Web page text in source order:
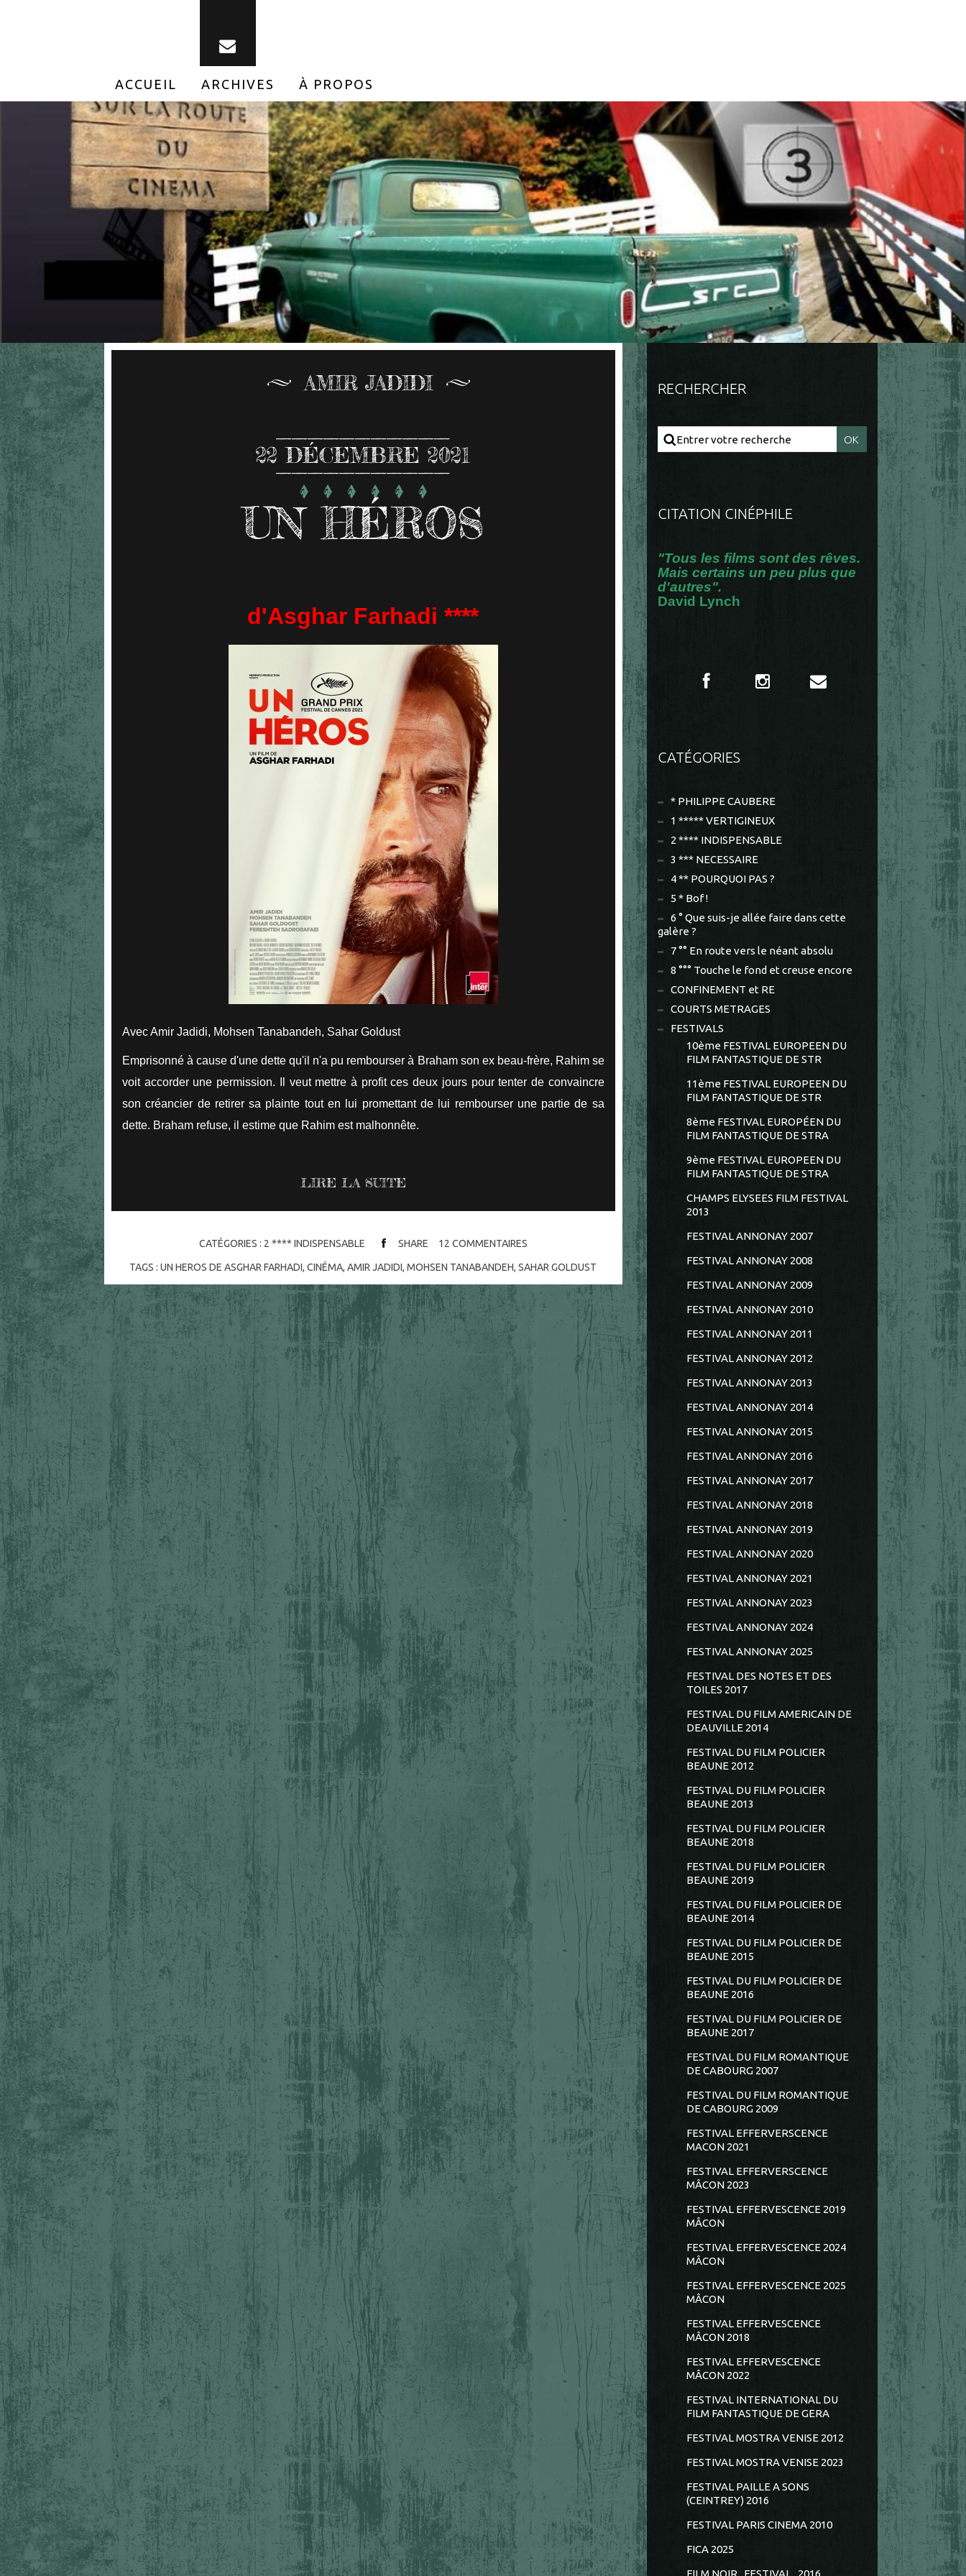
ACCUEIL ARCHIVES À PROPOS
AMIR JADIDI
22 DÉCEMBRE 2021
UN HÉROS
d'Asghar Farhadi ****
Avec Amir Jadidi, Mohsen Tanabandeh, Sahar Goldust
Emprisonné à cause d'une dette qu'il n'a pu rembourser à Braham son ex beau-frère, Rahim se
voit accorder une permission. Il veut mettre à profit ces deux jours pour tenter de convaincre
son créancier de retirer sa plainte tout en lui promettant de lui rembourser une partie de sa
dette. Braham refuse, il estime que Rahim est malhonnête.
LIRE LA SUITE
CATÉGORIES : 2 **** INDISPENSABLE SHARE 12 COMMENTAIRES
TAGS :UN HEROS DE ASGHAR FARHADI,CINÉMA,AMIR JADIDI,MOHSEN TANABANDEH,SAHAR GOLDUST
RECHERCHER
CITATION CINÉPHILE
"Tous les films sont des rêves.
Mais certains un peu plus que
d'autres".
David Lynch
CATÉGORIES
* PHILIPPE CAUBERE
1 ***** VERTIGINEUX
2 **** INDISPENSABLE
3 *** NECESSAIRE
4 ** POURQUOI PAS ?
5 * Bof !
6 ° Que suis-je allée faire dans cette
galère ?
7 °° En route vers le néant absolu
8 °°° Touche le fond et creuse encore
CONFINEMENT et RE
COURTS METRAGES
FESTIVALS
10ème FESTIVAL EUROPEEN DU
FILM FANTASTIQUE DE STR
11ème FESTIVAL EUROPEEN DU
FILM FANTASTIQUE DE STR
8ème FESTIVAL EUROPÉEN DU
FILM FANTASTIQUE DE STRA
9ème FESTIVAL EUROPEEN DU
FILM FANTASTIQUE DE STRA
CHAMPS ELYSEES FILM FESTIVAL
2013
FESTIVAL ANNONAY 2007
FESTIVAL ANNONAY 2008
FESTIVAL ANNONAY 2009
FESTIVAL ANNONAY 2010
FESTIVAL ANNONAY 2011
FESTIVAL ANNONAY 2012
FESTIVAL ANNONAY 2013
FESTIVAL ANNONAY 2014
FESTIVAL ANNONAY 2015
FESTIVAL ANNONAY 2016
FESTIVAL ANNONAY 2017
FESTIVAL ANNONAY 2018
FESTIVAL ANNONAY 2019
FESTIVAL ANNONAY 2020
FESTIVAL ANNONAY 2021
FESTIVAL ANNONAY 2023
FESTIVAL ANNONAY 2024
FESTIVAL ANNONAY 2025
FESTIVAL DES NOTES ET DES
TOILES 2017
FESTIVAL DU FILM AMERICAIN DE
DEAUVILLE 2014
FESTIVAL DU FILM POLICIER
BEAUNE 2012
FESTIVAL DU FILM POLICIER
BEAUNE 2013
FESTIVAL DU FILM POLICIER
BEAUNE 2018
FESTIVAL DU FILM POLICIER
BEAUNE 2019
FESTIVAL DU FILM POLICIER DE
BEAUNE 2014
FESTIVAL DU FILM POLICIER DE
BEAUNE 2015
FESTIVAL DU FILM POLICIER DE
BEAUNE 2016
FESTIVAL DU FILM POLICIER DE
BEAUNE 2017
FESTIVAL DU FILM ROMANTIQUE
DE CABOURG 2007
FESTIVAL DU FILM ROMANTIQUE
DE CABOURG 2009
FESTIVAL EFFERVERSCENCE
MACON 2021
FESTIVAL EFFERVERSCENCE
MÂCON 2023
FESTIVAL EFFERVESCENCE 2019
MÂCON
FESTIVAL EFFERVESCENCE 2024
MÂCON
FESTIVAL EFFERVESCENCE 2025
MÂCON
FESTIVAL EFFERVESCENCE
MÂCON 2018
FESTIVAL EFFERVESCENCE
MÂCON 2022
FESTIVAL INTERNATIONAL DU
FILM FANTASTIQUE DE GERA
FESTIVAL MOSTRA VENISE 2012
FESTIVAL MOSTRA VENISE 2023
FESTIVAL PAILLE A SONS
(CEINTREY) 2016
FESTIVAL PARIS CINEMA 2010
FICA 2025